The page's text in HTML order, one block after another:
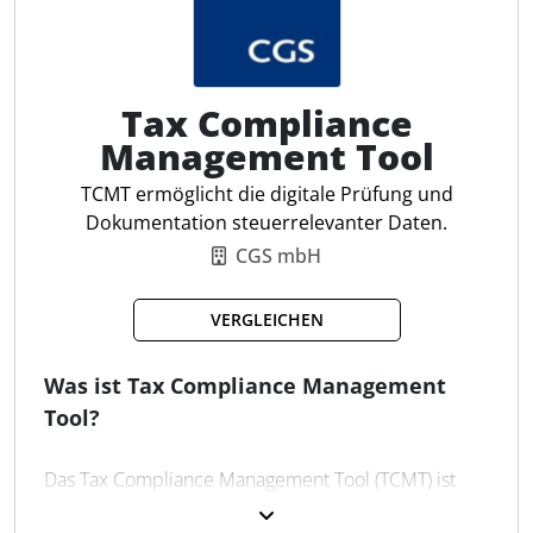
in real time im Hintergrund erfolgen und die
Prüfungsergebnisse direkt im ERP-System verfügbar
Automatisierte Prüfung
Massendatenabfragen
Archivierung Ergebnisse
Regelmäßige Aktualisierungen
Tax Compliance
Management Tool
TCMT ermöglicht die digitale Prüfung und
Dokumentation steuerrelevanter Daten.
CGS mbH
VERGLEICHEN
Was ist Tax Compliance Management
Tool?
Das Tax Compliance Management Tool (TCMT) ist
eine Software, die entwickelt wurde, um